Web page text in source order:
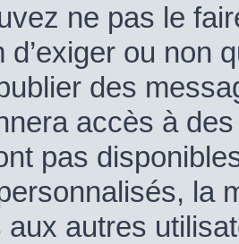
ne pas le
d’exiger ou non
des
accès à
pas
la
autres